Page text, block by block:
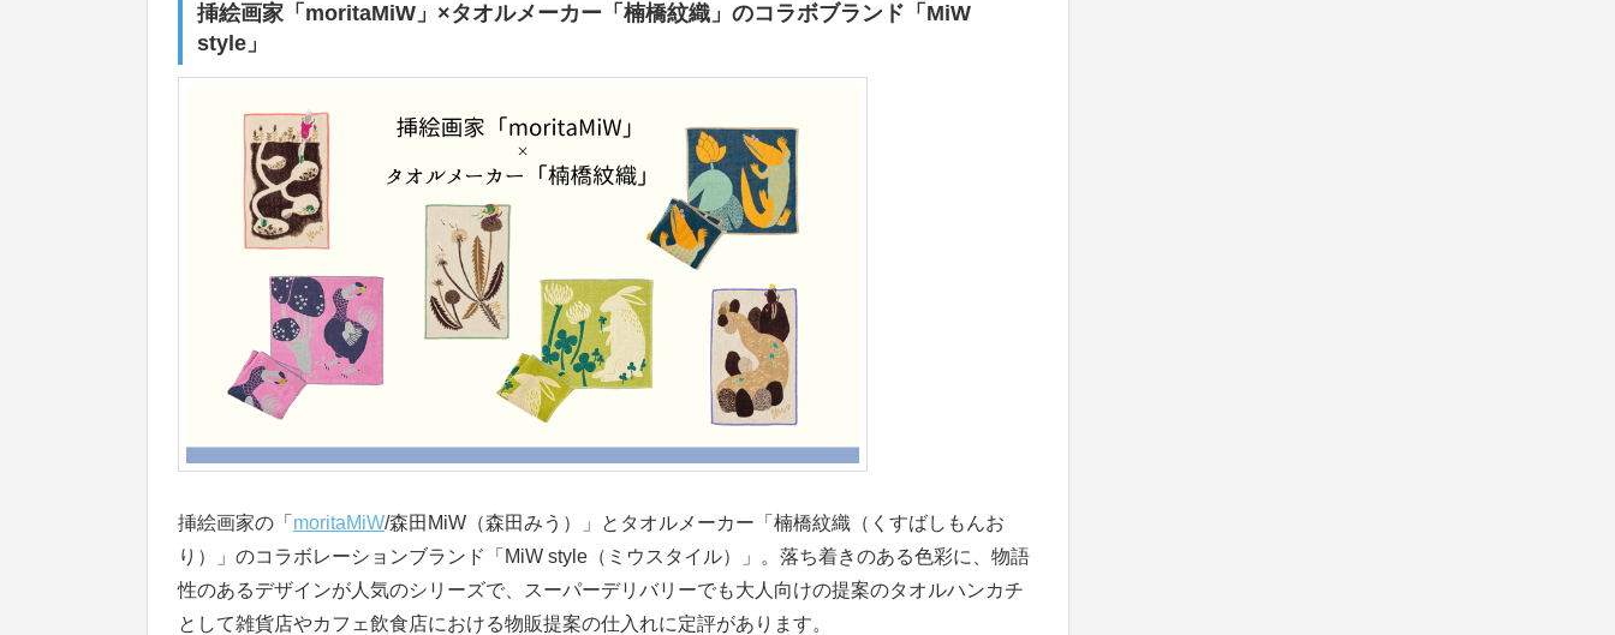
挿絵画家「moritaMiW」×タオルメーカー「楠橋紋織」のコラボブランド「MiW
style」
挿絵画家の「 moritaMiW/森田MiW（森田みう）」とタオルメーカー「楠橋紋織（くすばしもんお
り）」のコラボレーションブランド「MiW style（ミウスタイル）」。落ち着きのある色彩に、物語
性のあるデザインが人気のシリーズで、スーパーデリバリーでも大人向けの提案のタオルハンカチ
として雑貨店やカフェ飲食店における物販提案の仕入れに定評があります。